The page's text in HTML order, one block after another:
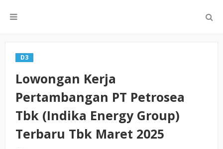
D3
Lowongan Kerja
Pertambangan PT Petrosea
Tbk (Indika Energy Group)
Terbaru Tbk Maret 2025